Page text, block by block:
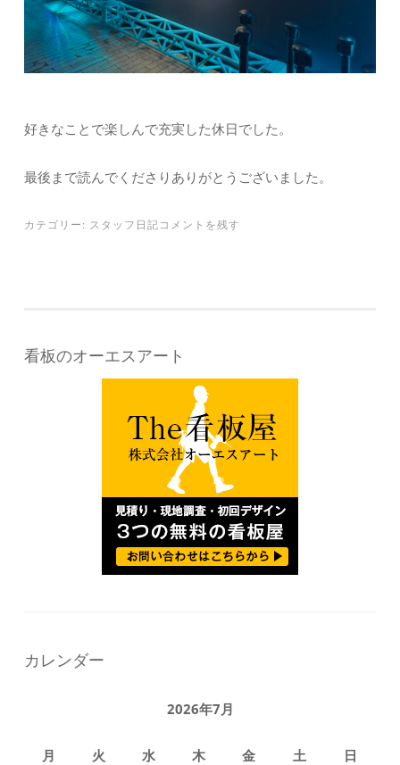
好きなことで楽しんで充実した休日でした。
最後まで読んでくださりありがとうございました。
カテゴリー: スタッフ日記コメントを残す
看板のオーエスアート
カレンダー
2026年7月
月 火 水 木 金 土 日